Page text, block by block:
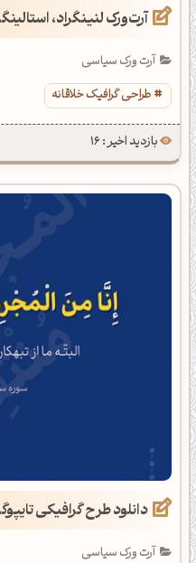
آرت‌ورک لنینگراد،
آرت ورک سیاسی
طراحی گرافیک خلاقانه
بازدید اخیر : 16
دانلود طرح گرافیکی
آرت ورک سیاسی